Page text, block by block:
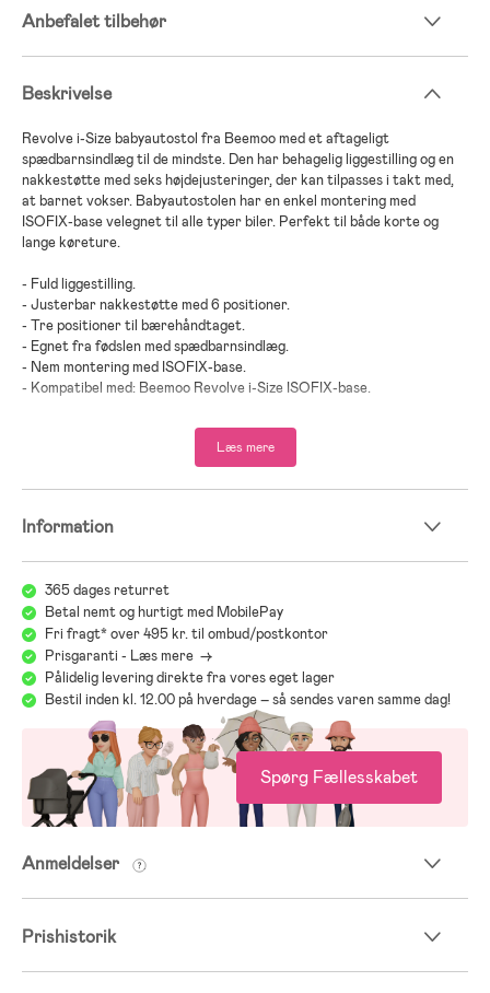
Anbefalet tilbehør
Beskrivelse
Revolve i-Size babyautostol fra Beemoo med et aftageligt
spædbarnsindlæg til de mindste. Den har behagelig liggestilling og en
nakkestøtte med seks højdejusteringer, der kan tilpasses i takt med,
at barnet vokser. Babyautostolen har en enkel montering med
ISOFIX-base velegnet til alle typer biler. Perfekt til både korte og
lange køreture.
- Fuld liggestilling.
- Justerbar nakkestøtte med 6 positioner.
- Tre positioner til bærehåndtaget.
- Egnet fra fødslen med spædbarnsindlæg.
- Nem montering med ISOFIX-base.
- Kompatibel med: Beemoo Revolve i-Size ISOFIX-base.
- Maksimal belastning: 13 kg.
- Anbefalet alder: Fra nyfødt til 1,5 år.
- Anbefalet længde: 40-87 cm.
Find den rigtige autostol til dit barn!
Velkommen til vores autostolsguide, hvor vi hjælper dig med at vælge
den rigtige autostol til dit barn. Her får du tips om babysæder, i-Size-
sæder, bagudvendte og fremadvendte autostole samt råd om korrekt
montering med ISOFIX eller sikkerhedssele. Vi forklarer vægt- og
højdeanbefalinger, sikkerhedsregler og hvordan du bruger
travelsystem på en tryg måde. Guiden giver dig al den information, du
behøver for at gøre bilturen sikker, nem og komfortabel for både dig
og dit barn, uanset alder eller behov.
Gå til Jollyrooms guide til autostole
Læs mere
Information
365 dages returret
Betal nemt og hurtigt med MobilePay
Fri fragt* over 495 kr. til ombud/postkontor
Prisgaranti - Læs mere ->
Pålidelig levering direkte fra vores eget lager
Bestil inden kl. 12.00 på hverdage – så sendes varen samme dag!
Spørg Fællesskabet
Anmeldelser
Prishistorik